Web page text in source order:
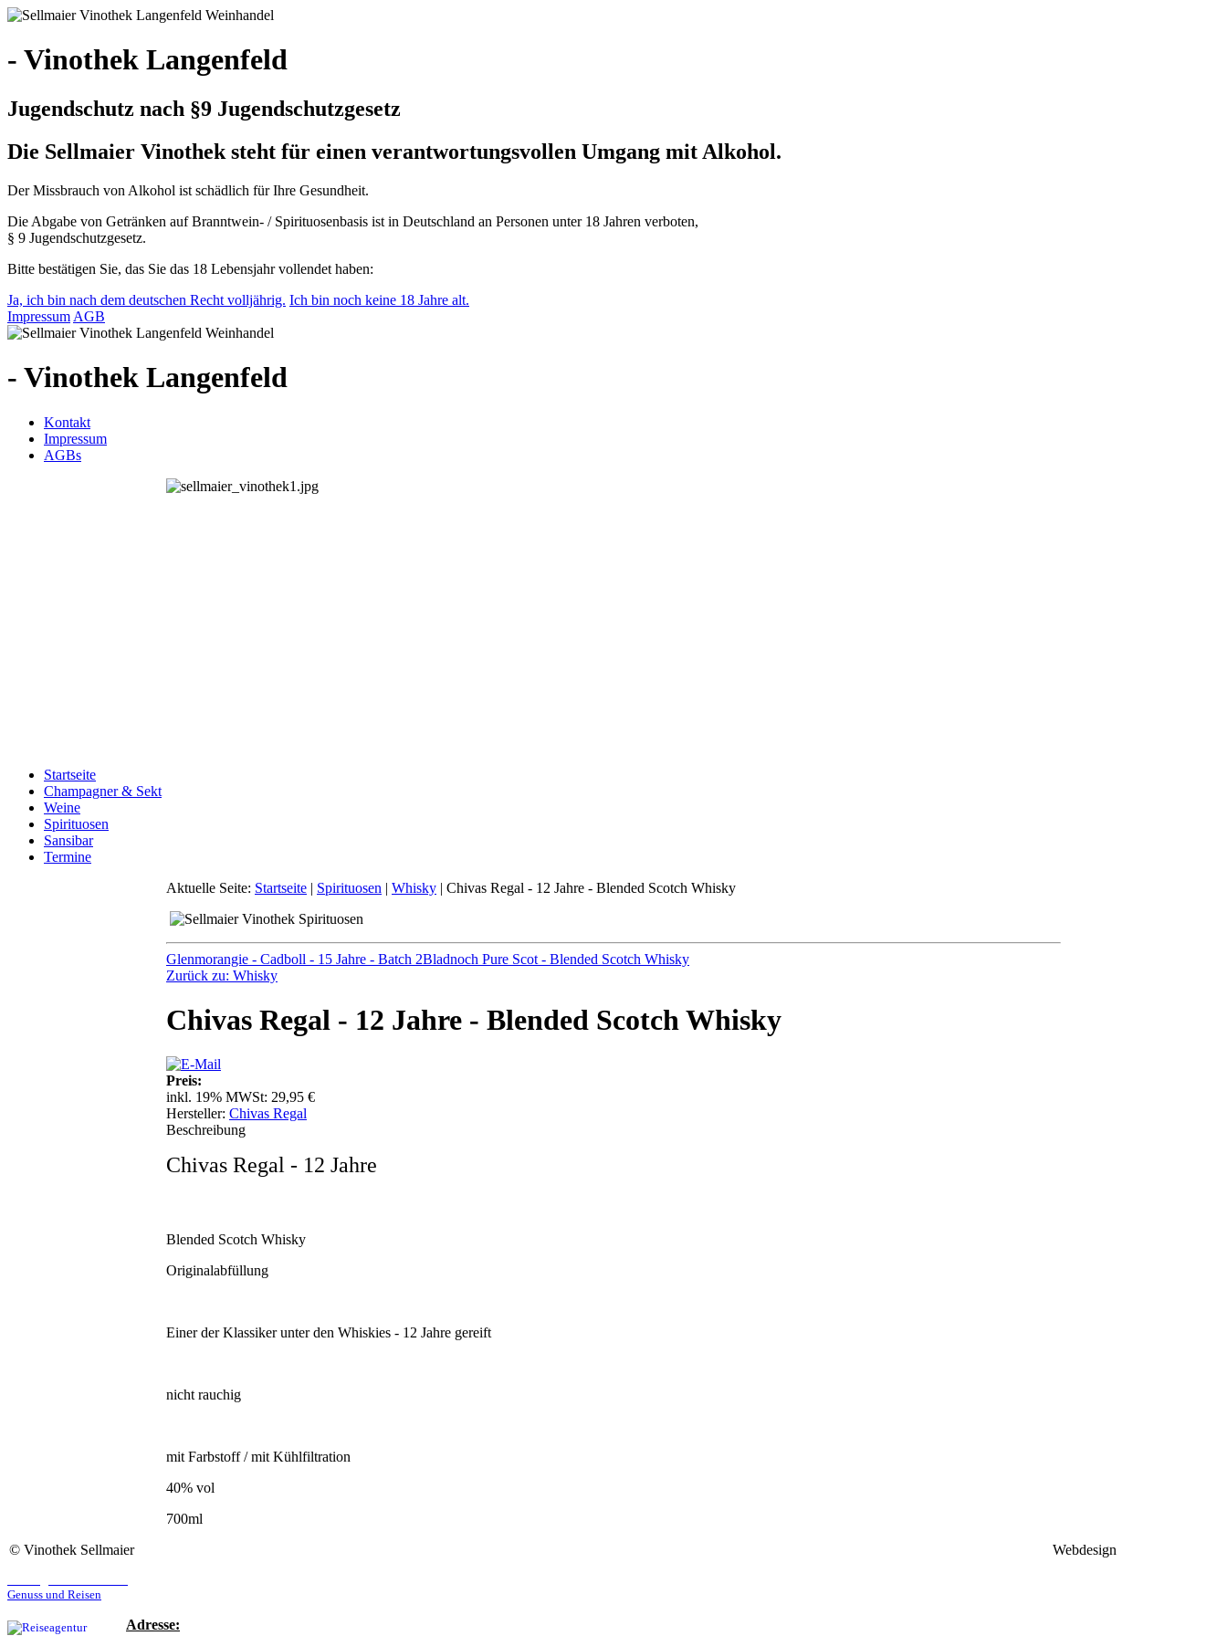
- Vinothek Langenfeld
Jugendschutz nach §9 Jugendschutzgesetz
Die Sellmaier Vinothek steht für einen verantwortungsvollen Umgang mit Alkohol.
Der Missbrauch von Alkohol ist schädlich für Ihre Gesundheit.
Die Abgabe von Getränken auf Branntwein- / Spirituosenbasis ist in Deutschland an Personen unter 18 Jahren verboten,
§ 9 Jugendschutzgesetz.
Bitte bestätigen Sie, das Sie das 18 Lebensjahr vollendet haben:
Ja, ich bin nach dem deutschen Recht volljährig. Ich bin noch keine 18 Jahre alt.
Impressum AGB
- Vinothek Langenfeld
Kontakt
Impressum
AGBs
Startseite
Champagner & Sekt
Weine
Spirituosen
Sansibar
Termine
Aktuelle Seite: Startseite | Spirituosen | Whisky | Chivas Regal - 12 Jahre - Blended Scotch Whisky
Glenmorangie - Cadboll - 15 Jahre - Batch 2Bladnoch Pure Scot - Blended Scotch Whisky
Zurück zu: Whisky
Chivas Regal - 12 Jahre - Blended Scotch Whisky
Preis:
inkl. 19% MWSt: 29,95 €
Hersteller: Chivas Regal
Beschreibung
Chivas Regal - 12 Jahre
Blended Scotch Whisky
Originalabfüllung
Einer der Klassiker unter den Whiskies - 12 Jahre gereift
nicht rauchig
mit Farbstoff / mit Kühlfiltration
40% vol
700ml
© Vinothek Sellmaier Webdesign
Genuss und Reisen
Adresse: